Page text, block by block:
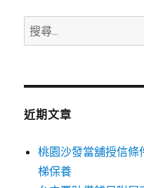
搜
尋
鍵
近期文章
桃園沙發當舖授信條
梯保養